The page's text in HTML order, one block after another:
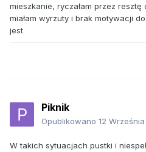
mieszkanie, ryczałam przez
miałam wyrzuty i brak motywacji
jest
Piknik
Opublikowano 12
W takich sytuacjach pustki i